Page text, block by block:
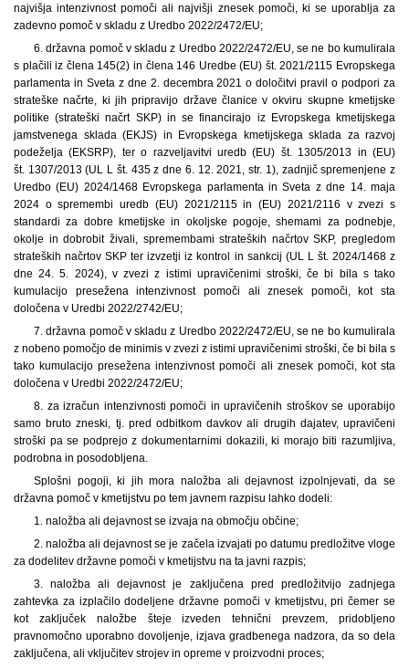
najvišja intenzivnost pomoči ali najvišji znesek pomoči, ki se uporablja za
zadevno pomoč v skladu z Uredbo 2022/2472/EU;
6. državna pomoč v skladu z Uredbo 2022/2472/EU, se ne bo kumulirala
s plačili iz člena 145(2) in člena 146 Uredbe (EU) št. 2021/2115 Evropskega
parlamenta in Sveta z dne 2. decembra 2021 o določitvi pravil o podpori za
strateške načrte, ki jih pripravijo države članice v okviru skupne kmetijske
politike (strateški načrt SKP) in se financirajo iz Evropskega kmetijskega
jamstvenega sklada (EKJS) in Evropskega kmetijskega sklada za razvoj
podeželja (EKSRP), ter o razveljavitvi uredb (EU) št. 1305/2013 in (EU)
št. 1307/2013 (UL L št. 435 z dne 6. 12. 2021, str. 1), zadnjič spremenjene z
Uredbo (EU) 2024/1468 Evropskega parlamenta in Sveta z dne 14. maja
2024 o spremembi uredb (EU) 2021/2115 in (EU) 2021/2116 v zvezi s
standardi za dobre kmetijske in okoljske pogoje, shemami za podnebje,
okolje in dobrobit živali, spremembami strateških načrtov SKP, pregledom
strateških načrtov SKP ter izvzetji iz kontrol in sankcij (UL L št. 2024/1468 z
dne 24. 5. 2024), v zvezi z istimi upravičenimi stroški, če bi bila s tako
kumulacijo presežena intenzivnost pomoči ali znesek pomoči, kot sta
določena v Uredbi 2022/2742/EU;
7. državna pomoč v skladu z Uredbo 2022/2472/EU, se ne bo kumulirala
z nobeno pomočjo de minimis v zvezi z istimi upravičenimi stroški, če bi bila s
tako kumulacijo presežena intenzivnost pomoči ali znesek pomoči, kot sta
določena v Uredbi 2022/2472/EU;
8. za izračun intenzivnosti pomoči in upravičenih stroškov se uporabijo
samo bruto zneski, tj. pred odbitkom davkov ali drugih dajatev, upravičeni
stroški pa se podprejo z dokumentarnimi dokazili, ki morajo biti razumljiva,
podrobna in posodobljena.
Splošni pogoji, ki jih mora naložba ali dejavnost izpolnjevati, da se
državna pomoč v kmetijstvu po tem javnem razpisu lahko dodeli:
1. naložba ali dejavnost se izvaja na območju občine;
2. naložba ali dejavnost se je začela izvajati po datumu predložitve vloge
za dodelitev državne pomoči v kmetijstvu na ta javni razpis;
3. naložba ali dejavnost je zaključena pred predložitvijo zadnjega
zahtevka za izplačilo dodeljene državne pomoči v kmetijstvu, pri čemer se
kot zaključek naložbe šteje izveden tehnični prevzem, pridobljeno
pravnomočno uporabno dovoljenje, izjava gradbenega nadzora, da so dela
zaključena, ali vključitev strojev in opreme v proizvodni proces;